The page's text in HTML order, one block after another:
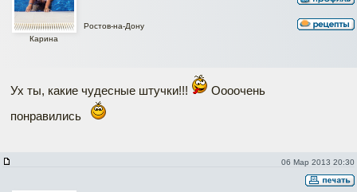
Карина
Ростов-на-Дону
Ух ты, какие чудесные штучки!!!
Оооочень
понравились
06 Мар 2013 20:30